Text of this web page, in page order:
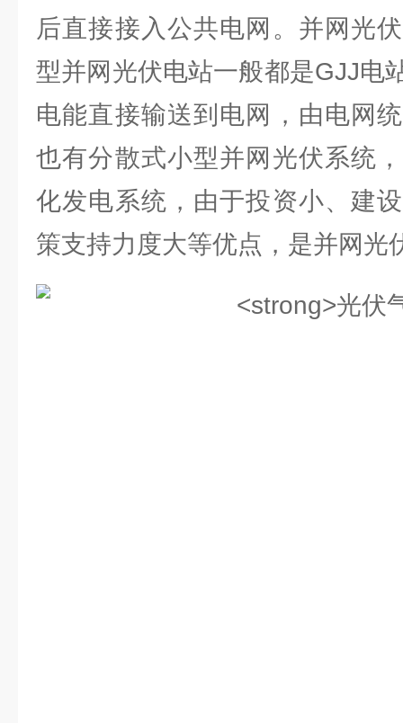
后直接接入公共电网。并网光
型并网光伏电站一般都是GJJ电
电能直接输送到电网，由电网
也有分散式小型并网光伏系统
化发电系统，由于投资小、建
策支持力度大等优点，是并网光